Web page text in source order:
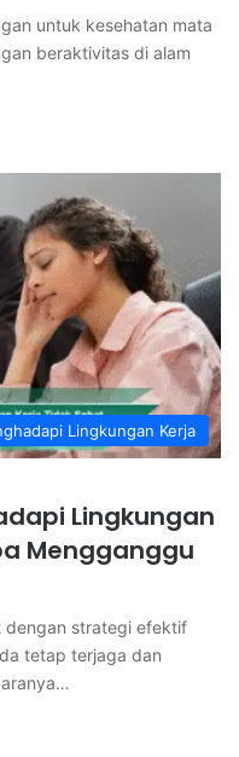
untuk kesehatan mata
beraktivitas di alam
Lingkungan Kerja
Lingkungan
Mengganggu
dengan strategi efektif
tetap terjaga dan